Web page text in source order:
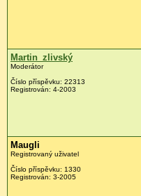
Martin_zlivský
Moderátor
Číslo příspěvku: 22313
Registrován: 4-2003
Maugli
Registrovaný uživatel
Číslo příspěvku: 1330
Registrován: 3-2005